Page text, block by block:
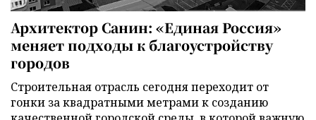
Архитектор Санин: «Единая Россия»
меняет подходы к благоустройству
городов
Строительная отрасль сегодня переходит от
гонки за квадратными метрами к созданию